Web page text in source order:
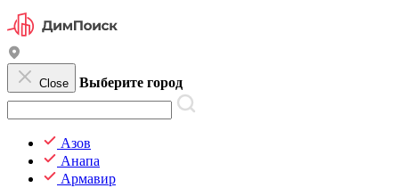
Close Выберите город
Азов
Анапа
Армавир